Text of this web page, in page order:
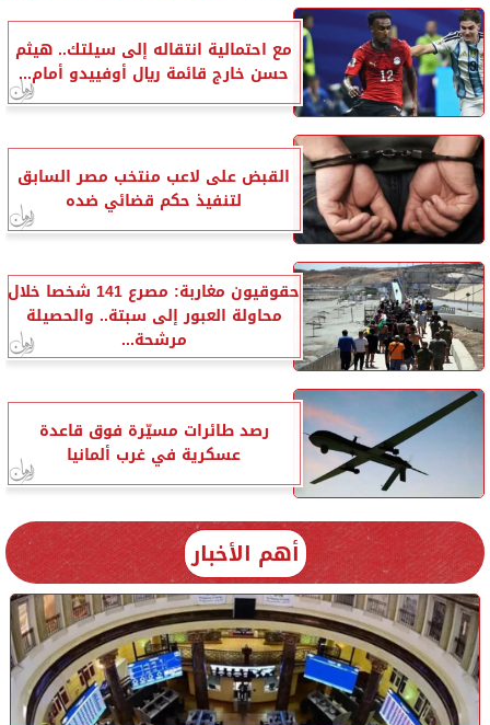
مع احتمالية انتقاله إلى سيلتك.. هيثم
حسن خارج قائمة ريال أوفييدو أمام...
القبض على لاعب منتخب مصر السابق
لتنفيذ حكم قضائي ضده
حقوقيون مغاربة: مصرع 141 شخصا خلال
محاولة العبور إلى سبتة.. والحصيلة
مرشحة...
رصد طائرات مسيّرة فوق قاعدة
عسكرية في غرب ألمانيا
أهم الأخبار